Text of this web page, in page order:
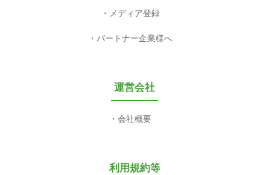
メディア登録
パートナー企業様へ
運営会社
会社概要
利用規約等